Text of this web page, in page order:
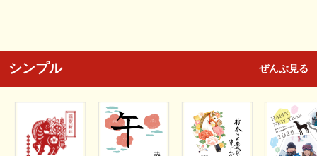
シンプル ぜんぶ見る